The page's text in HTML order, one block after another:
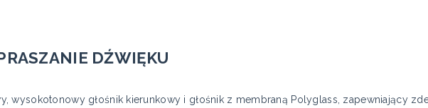
DŹWIĘKU
wysokotonowy głośnik kierunkowy i głośnik z membraną Polyglass, zapewniający